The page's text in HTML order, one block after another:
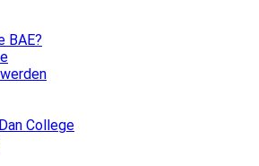
BAE?
College